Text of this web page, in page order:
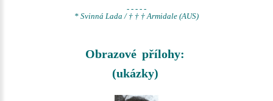
- - - - -
* Svinná Lada / † † † Armidale (AUS)
Obrazové přílohy:
(ukázky)